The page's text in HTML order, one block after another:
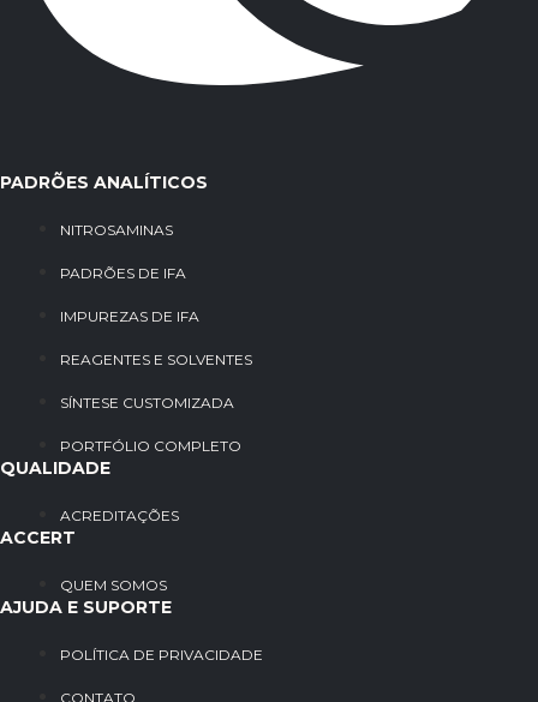
PADRÕES ANALÍTICOS
NITROSAMINAS
PADRÕES DE IFA
IMPUREZAS DE IFA
REAGENTES E SOLVENTES
SÍNTESE CUSTOMIZADA
PORTFÓLIO COMPLETO
QUALIDADE
ACREDITAÇÕES
ACCERT
QUEM SOMOS
AJUDA E SUPORTE
POLÍTICA DE PRIVACIDADE
CONTATO